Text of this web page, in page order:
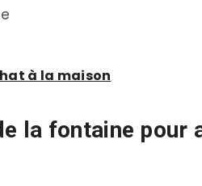
à la maison
la fontaine pour